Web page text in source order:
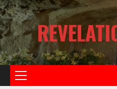
Skip
to
content
Primary